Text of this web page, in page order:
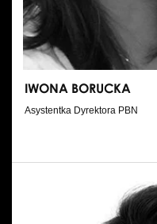
IWONA BORUCKA
Asystentka Dyrektora PBN